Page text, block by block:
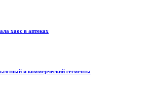
хаос в аптеках
и коммерческий сегменты